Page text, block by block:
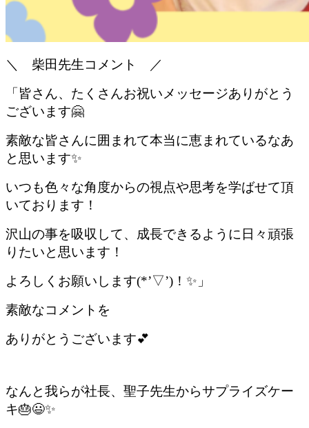
＼ 柴田先生コメント ／
「皆さん、たくさんお祝いメッセージありがとう
ございます🤗
素敵な皆さんに囲まれて本当に恵まれているなあ
と思います✨
いつも色々な角度からの視点や思考を学ばせて頂
いております！
沢山の事を吸収して、成長できるように日々頑張
りたいと思います！
よろしくお願いします(*’▽’)！ ✨」
素敵なコメントを
ありがとうございます💕
なんと我らが社長、聖子先生からサプライズケー
キ🎂😃✨